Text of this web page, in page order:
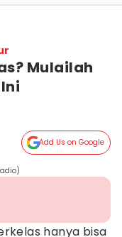
Mulailah
Add Us on Google
hanya bisa